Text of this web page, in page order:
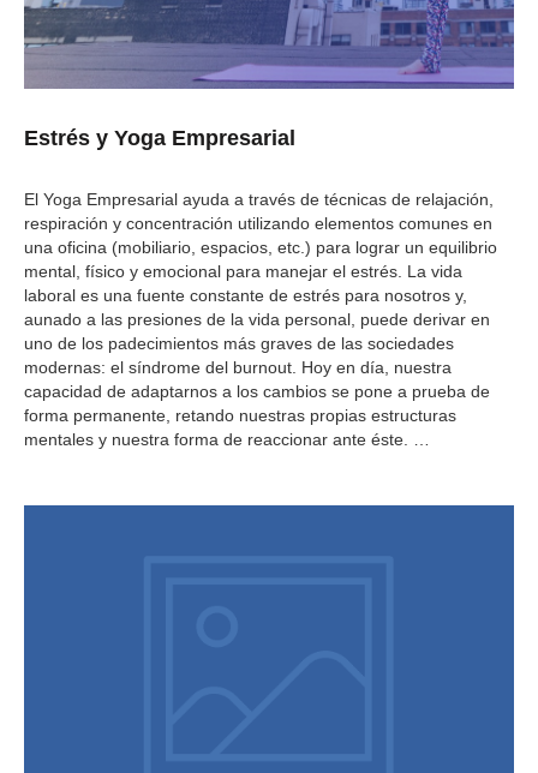
Estrés y Yoga Empresarial
El Yoga Empresarial ayuda a través de técnicas de relajación,
respiración y concentración utilizando elementos comunes en
una oficina (mobiliario, espacios, etc.) para lograr un equilibrio
mental, físico y emocional para manejar el estrés. La vida
laboral es una fuente constante de estrés para nosotros y,
aunado a las presiones de la vida personal, puede derivar en
uno de los padecimientos más graves de las sociedades
modernas: el síndrome del burnout. Hoy en día, nuestra
capacidad de adaptarnos a los cambios se pone a prueba de
forma permanente, retando nuestras propias estructuras
mentales y nuestra forma de reaccionar ante éste.